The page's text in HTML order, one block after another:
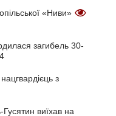
«Ниви»
загибель 30-
з
виїхав на